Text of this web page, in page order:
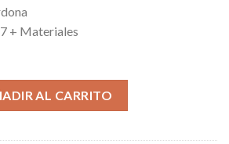
+ Materiales
(Junio 2026) - Alejandro Cardona
AL CARRITO